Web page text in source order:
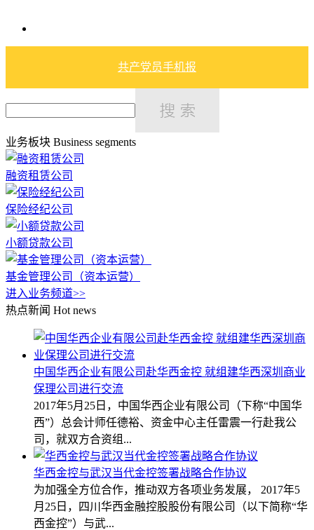
共产党员手机报
业务板块 Business segments
融资租赁公司
保险经纪公司
小额贷款公司
基金管理公司（资本运营）
进入业务频道>>
热点新闻 Hot news
中国华西企业有限公司赴华西金控 就组建华西深圳商业
保理公司进行交流
2017年5月25日，中国华西企业有限公司（下称“中国华
西”）总会计师任德裕、资金中心主任雷震一行赴我公
司，就双方合资组...
华西金控与武汉当代金控签署战略合作协议
为加强全方位合作，推动双方各项业务发展， 2017年5
月25日，四川华西金融控股股份有限公司（以下简称“华
西金控”）与武...